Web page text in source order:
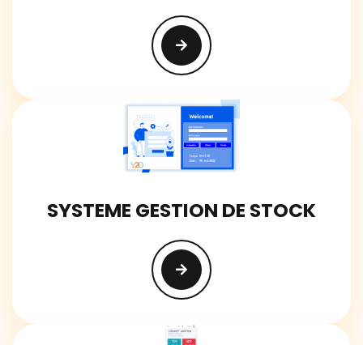
SYSTEME GESTION DE STOCK